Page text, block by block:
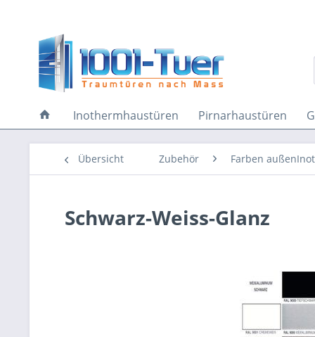
Inothermhaustüren Pirnarhaustüren
Übersicht Zubehör Farben
Schwarz-Weiss-Glanz